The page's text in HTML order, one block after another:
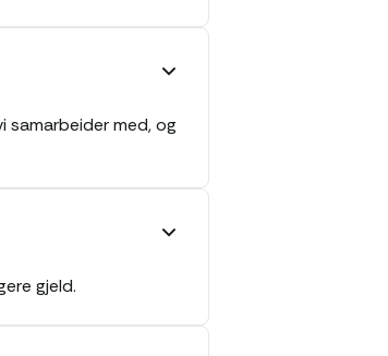
samarbeider med, og
gjeld.